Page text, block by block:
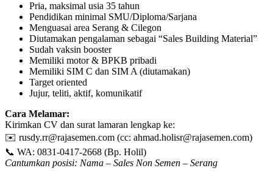
Pria, maksimal usia 35 tahun
Pendidikan minimal SMU/Diploma/Sarjana
Menguasai area Serang & Cilegon
Diutamakan pengalaman sebagai “Sales Building Material”
Sudah vaksin booster
Memiliki motor & BPKB pribadi
Memiliki SIM C dan SIM A (diutamakan)
Target oriented
Jujur, teliti, aktif, komunikatif
Cara Melamar:
Kirimkan CV dan surat lamaran lengkap ke:
✉️ rusdy.rr@rajasemen.com (cc: ahmad.holisr@rajasemen.com)
📞 WA: 0831-0417-2668 (Bp. Holil)
Cantumkan posisi: Nama – Sales Non Semen – Serang